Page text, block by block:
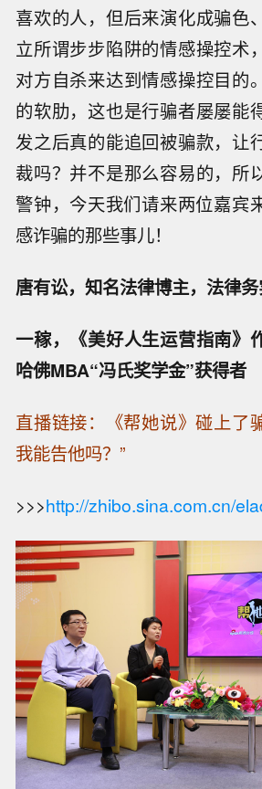
喜欢的人，但后来演化成骗色
立所谓步步陷阱的情感操控术
对方自杀来达到情感操控目的
的软肋，这也是行骗者屡屡能
发之后真的能追回被骗款，让
裁吗？并不是那么容易的，所
警钟，今天我们请来两位嘉宾
感诈骗的那些事儿！
唐有讼，知名法律博主，法律
一稼，《美好人生运营指南》
哈佛MBA“冯氏奖学金”获得者
直播链接：《帮她说》碰上了
我能告他吗？”
>>>http://zhibo.sina.com.cn/